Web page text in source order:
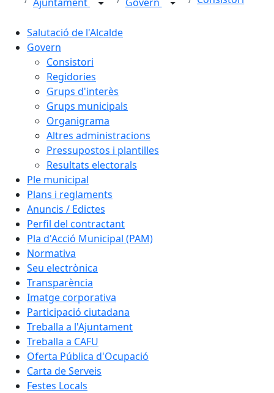
Salutació de l'Alcalde
Govern
Consistori
Regidories
Grups d'interès
Grups municipals
Organigrama
Altres administracions
Pressupostos i plantilles
Resultats electorals
Ple municipal
Plans i reglaments
Anuncis / Edictes
Perfil del contractant
Pla d'Acció Municipal (PAM)
Normativa
Seu electrònica
Transparència
Imatge corporativa
Participació ciutadana
Treballa a l'Ajuntament
Treballa a CAFU
Oferta Pública d'Ocupació
Carta de Serveis
Festes Locals